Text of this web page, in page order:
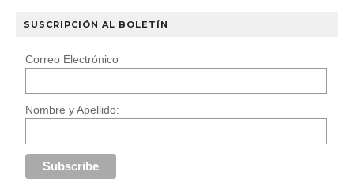
SUSCRIPCIÓN AL BOLETÍN
Correo Electrónico
Nombre y Apellido: